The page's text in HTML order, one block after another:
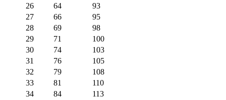
26
64
93
27
66
95
28
69
98
29
71
100
30
74
103
31
76
105
32
79
108
33
81
110
34
84
113